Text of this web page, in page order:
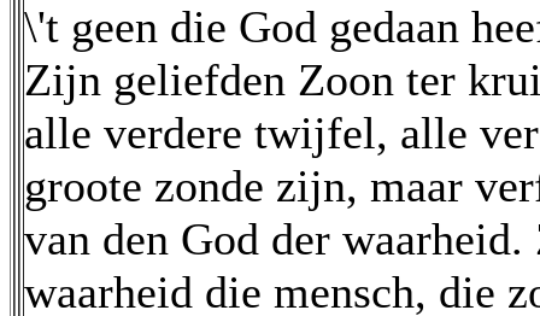
\'t geen die God gedaan
Zijn geliefden Zoon ter
alle verdere twijfel, alle
groote zonde zijn, maar
van den God der
waarheid die mensch, die